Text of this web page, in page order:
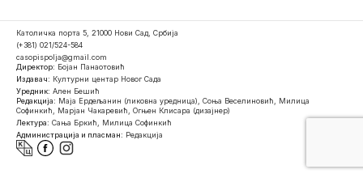
Католичка порта 5, 21000 Нови Сад, Србија
(+381) 021/524-584
casopispolja@gmail.com
Директор: Бојан Панаотовић
Издавач: Културни центар Новог Сада
Уредник: Ален Бешић
Редакција: Маја Ердељанин (ликовна уредница), Соња Веселиновић, Милица
Софинкић, Марјан Чакаревић, Огњен Клисара (дизајнер)
Лектура: Сања Бркић, Милица Софинкић
Администрација и пласман: Редакција